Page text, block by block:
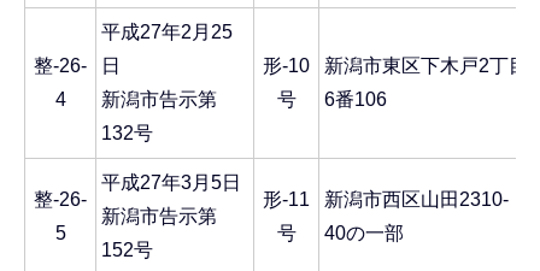
整-26-
4
平成27年2月25
日
新潟市告示第
132号
形-10
号
新潟市東区下木戸2丁目
6番106
整-26-
5
平成27年3月5日
新潟市告示第
152号
形-11
号
新潟市西区山田2310-
40の一部